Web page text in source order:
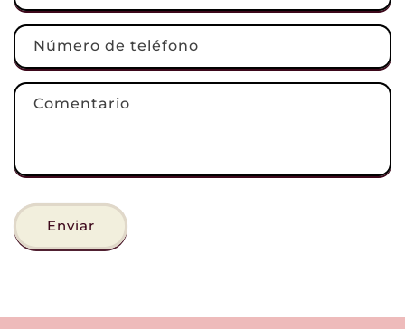
Número de teléfono
Comentario
Enviar